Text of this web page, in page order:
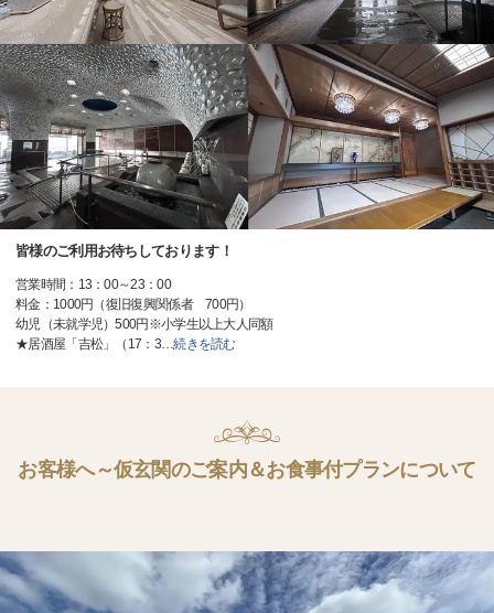
皆様のご利用お待ちしております！
営業時間：13：00～23：00
料金：1000円（復旧復興関係者 700円）
幼児（未就学児）500円※小学生以上大人同額
★居酒屋「吉松」（17：3…続きを読む
お客様へ～仮玄関のご案内＆お食事付プランについて